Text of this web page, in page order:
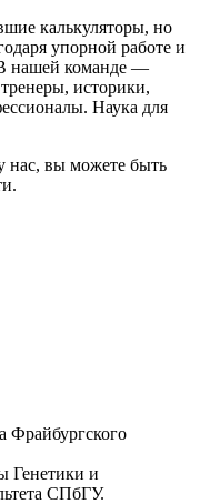
калькуляторы, но
упорной работе и
нашей команде —
историки,
Наука для
нас, вы можете быть
Фрайбургского
Генетики и
СПбГУ.